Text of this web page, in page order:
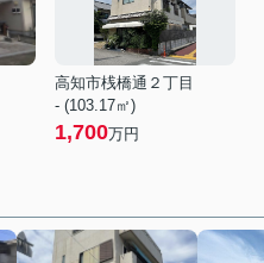
高知市桟橋通２丁目
- (103.17㎡)
1,700万円